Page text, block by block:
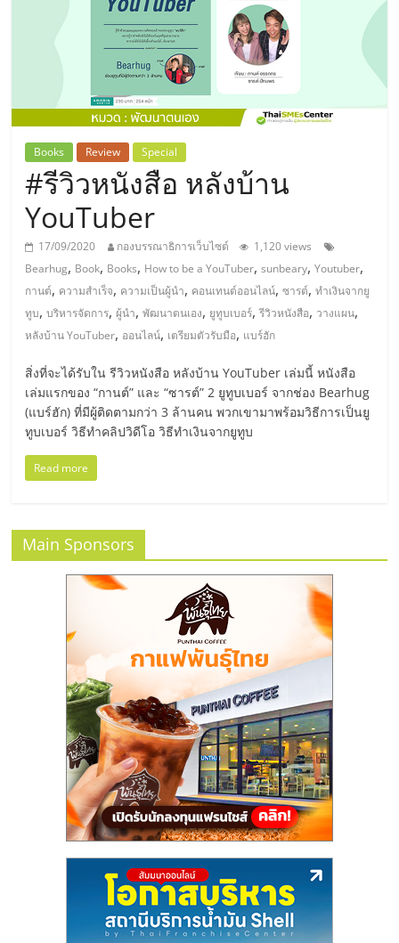
ThaiSMEsCenter,
รวม
ธุรกิจ
เอ
ส
เอ็
มอี
ไทย,
SMEs,
แฟ
รน
ไชส์,
ปรึกษา
แฟ
ไชส์,
แฟ
Books Review Special
#รีวิวหนังสือ หลังบ้าน
YouTuber
17/09/2020 กองบรรณาธิการเว็บไซต์
1,120 views
Bearhug, Book, Books, How to be a YouTuber,sunbeary,Youtuber,
กานต์, ความสำเร็จ, ความเป็นผู้นำ, คอนเทนต์ออนไลน์,ซารต์,ทำเงินจากยู
ทูบ,บริหารจัดการ,ผู้นำ,พัฒนาตนเอง, ยูทูบเบอร์,รีวิวหนังสือ, วางแผน,
หลังบ้าน YouTuber, ออนไลน์, เตรียมตัวรับมือ, แบร์ฮัก
สิ่งที่จะได้รับใน รีวิวหนังสือ หลังบ้าน YouTuber เล่มนี้ หนังสือ
เล่มแรกของ “กานต์” และ “ซารต์” 2 ยูทูบเบอร์ จากช่อง Bearhug
(แบร์ฮัก) ที่มีผู้ติดตามกว่า 3 ล้านคน พวกเขามาพร้อมวิธีการเป็นยู
ทูบเบอร์ วิธีทำคลิปวิดีโอ วิธีทำเงินจากยูทูบ
Read more
Main Sponsors